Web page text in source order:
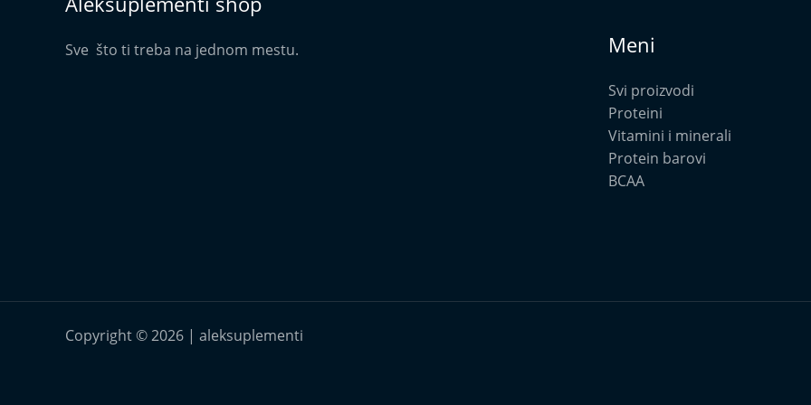
Sve što ti treba na jednom mestu. Meni
Svi proizvodi
Proteini
Vitamini i minerali
Protein barovi
BCAA
Copyright © 2026 | aleksuplementi